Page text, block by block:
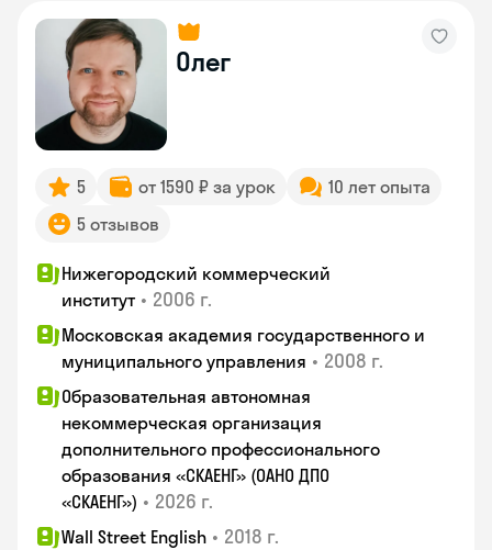
Олег
5 от 1590 ₽ за урок
10 лет опыта
5 отзывов
Нижегородский коммерческий
институт • 2006 г.
Московская академия государственного и
муниципального управления • 2008 г.
Образовательная автономная
некоммерческая организация
дополнительного профессионального
образования «СКАЕНГ» (ОАНО ДПО
«СКАЕНГ») • 2026 г.
Wall Street English • 2018 г.